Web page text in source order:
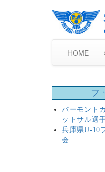
HOME
フ
バーモント
ットサル選
兵庫県U-10
会